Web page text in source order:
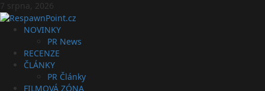
Skip
to
content
7 srpna, 2026
PrimaryNOVINKY
PR News
RECENZE
ČLÁNKY
PR Články
FILMOVÁ ZÓNA